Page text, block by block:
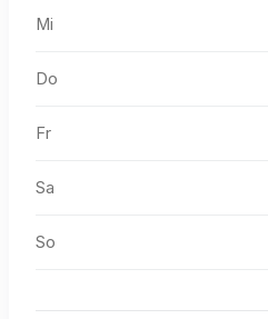
Mi
Do
Fr
Sa
So